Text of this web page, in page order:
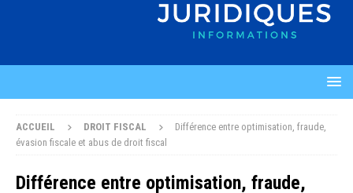
ACCUEIL DROIT FISCAL
Différence entre optimisation, fraude,
évasion fiscale et abus de droit fiscal
Différence entre optimisation, fraude,